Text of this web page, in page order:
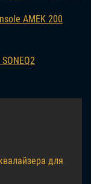
AMEK 200
для